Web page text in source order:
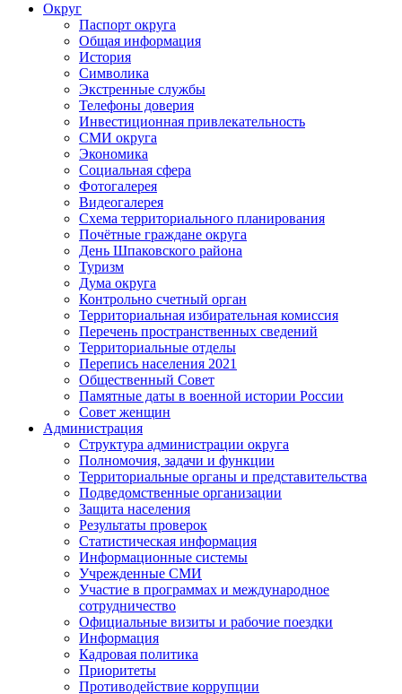
Округ
Паспорт округа
Общая информация
История
Символика
Экстренные службы
Телефоны доверия
Инвестиционная привлекательность
СМИ округа
Экономика
Социальная сфера
Фотогалерея
Видеогалерея
Схема территориального планирования
Почётные граждане округа
День Шпаковского района
Туризм
Дума округа
Контрольно счетный орган
Территориальная избирательная комиссия
Перечень пространственных сведений
Территориальные отделы
Перепись населения 2021
Общественный Совет
Памятные даты в военной истории России
Совет женщин
Администрация
Структура администрации округа
Полномочия, задачи и функции
Территориальные органы и представительства
Подведомственные организации
Защита населения
Результаты проверок
Статистическая информация
Информационные системы
Учрежденные СМИ
Участие в программах и международное
сотрудничество
Официальные визиты и рабочие поездки
Информация
Кадровая политика
Приоритеты
Противодействие коррупции